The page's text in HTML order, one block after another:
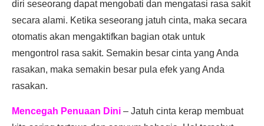
diri seseorang dapat mengobati dan mengatasi rasa sakit
secara alami. Ketika seseorang jatuh cinta, maka secara
otomatis akan mengaktifkan bagian otak untuk
mengontrol rasa sakit. Semakin besar cinta yang Anda
rasakan, maka semakin besar pula efek yang Anda
rasakan.
Mencegah Penuaan Dini – Jatuh cinta kerap membuat